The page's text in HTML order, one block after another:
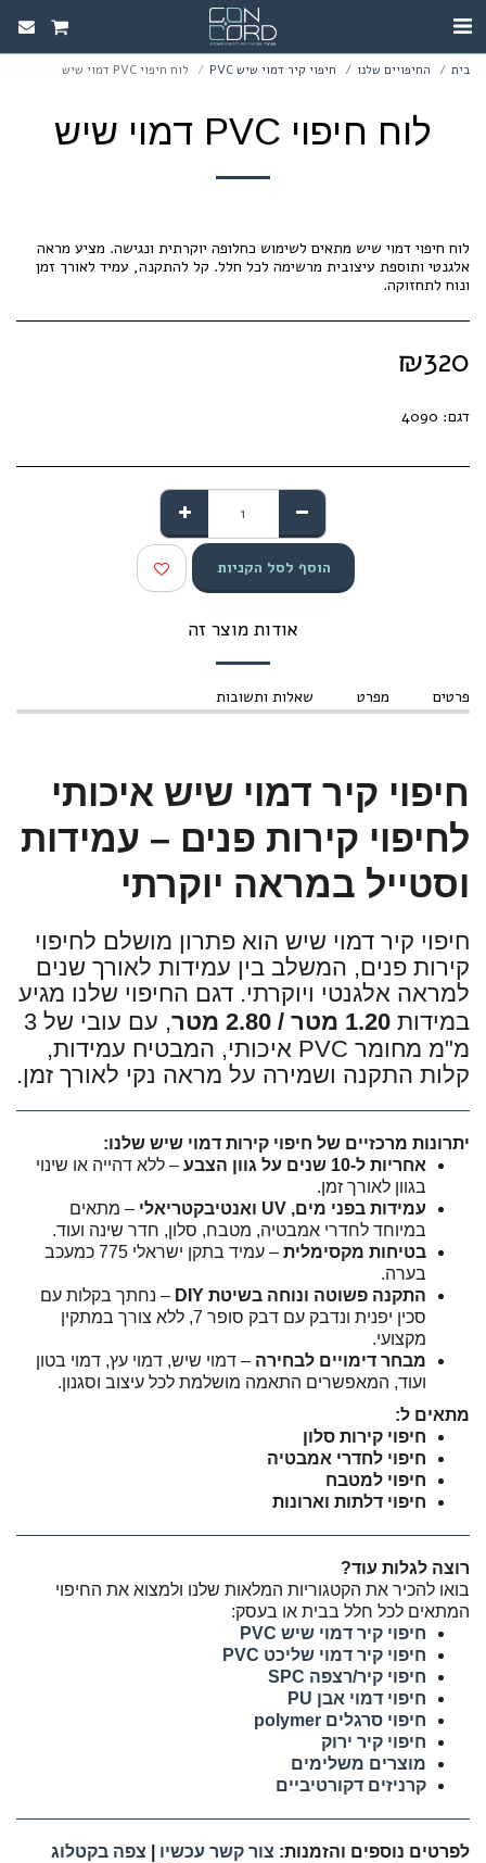
בית החיפויים שלנו חיפוי קיר דמוי שיש PVC לוח חיפוי PVC דמוי שיש
לוח חיפוי PVC דמוי שיש
לוח חיפוי דמוי שיש מתאים לשימוש כחלופה יוקרתית ונגישה. מציע מראה
אלגנטי ותוספת עיצובית מרשימה לכל חלל. קל להתקנה, עמיד לאורך זמן
ונוח לתחזוקה.
₪320
דגם: 4090
הוסף לסל הקניות
אודות מוצר זה
פרטים מפרט שאלות ותשובות
חיפוי קיר דמוי שיש איכותי
לחיפוי קירות פנים – עמידות
וסטייל במראה יוקרתי
חיפוי קיר דמוי שיש הוא פתרון מושלם לחיפוי
קירות פנים, המשלב בין עמידות לאורך שנים
למראה אלגנטי ויוקרתי. דגם החיפוי שלנו מגיע
במידות 1.20 מטר / 2.80 מטר
, עם עובי של 3
מ"מ מחומר PVC איכותי, המבטיח עמידות,
קלות התקנה ושמירה על מראה נקי לאורך זמן.
יתרונות מרכזיים של חיפוי קירות דמוי שיש שלנו:
אחריות ל-10 שנים על גוון הצבע
– ללא דהייה או שינוי
בגוון לאורך זמן.
עמידות בפני מים, UV ואנטיבקטריאלי
– מתאים
במיוחד לחדרי אמבטיה, מטבח, סלון, חדר שינה ועוד.
בטיחות מקסימלית
– עמיד בתקן ישראלי 775 כמעכב
בערה.
התקנה פשוטה ונוחה בשיטת DIY
– נחתך בקלות עם
סכין יפנית ונדבק עם דבק סופר 7, ללא צורך במתקין
מקצועי.
מבחר דימויים לבחירה – דמוי שיש, דמוי עץ, דמוי בטון
ועוד, המאפשרים התאמה מושלמת לכל עיצוב וסגנון.
מתאים ל:
חיפוי קירות סלון
חיפוי לחדרי אמבטיה
חיפוי למטבח
חיפוי דלתות וארונות
רוצה לגלות עוד?
בואו להכיר את הקטגוריות המלאות שלנו ולמצוא את החיפוי
המתאים לכל חלל בבית או בעסק:
חיפוי קיר דמוי שיש PVC
חיפוי קיר דמוי שליכט PVC
חיפוי קיר/רצפה SPC
חיפוי דמוי אבן PU
חיפוי סרגלים polymer
חיפוי קיר ירוק
מוצרים משלימים
קרניזים דקורטיביים
לפרטים נוספים והזמנות: צור קשר עכשיו
צפה בקטלוג